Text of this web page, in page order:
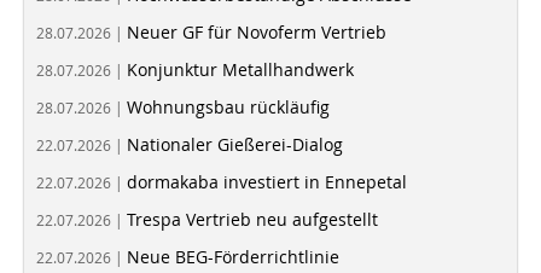
28.07.2026 | Neuer GF für Novoferm Vertrieb
28.07.2026 | Konjunktur Metallhandwerk
28.07.2026 | Wohnungsbau rückläufig
22.07.2026 | Nationaler Gießerei-Dialog
22.07.2026 | dormakaba investiert in Ennepetal
22.07.2026 | Trespa Vertrieb neu aufgestellt
22.07.2026 | Neue BEG-Förderrichtlinie